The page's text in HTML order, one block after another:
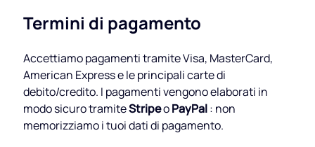
Termini di pagamento
Accettiamo pagamenti tramite Visa, MasterCard,
American Express e le principali carte di
debito/credito. I pagamenti vengono elaborati in
modo sicuro tramiteStripeoPayPal: non
memorizziamo i tuoi dati di pagamento.